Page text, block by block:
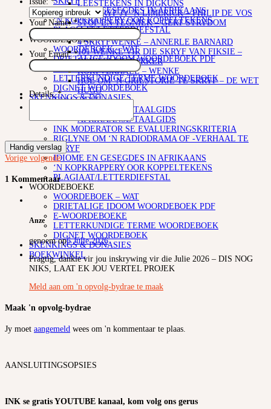
IDIOME EN GESEGDES IN AFRIKAANS
‘N KOPKRAPPERY OOR KOPPELTEKENS
PLAGIAAT/LETTERDIEFSTAL
WOORDEBOEKE
WOORDEBOEK – WAT
DRIETALIGE IDOOM WOORDEBOEK PDF
LETTERKUNDIGE TERME WOORDEBOEK
DIGNET WOORDEBOEK
SKENKINGS & DONASIES
LEESTEKENS IN DIGKUNS
SO SKRYF JY ‘N LIMERICK – PHILIP DE VOS
STOF EN TEGNIEK – GERT STRYDOM
4 SKRYFWENKE – ANNERLE BARNARD
101 WENKE VIR DIE SKRYF VAN FIKSIE –
DEUR ELIZE PARKER
KORTVERHALE – WENKE
HOE OM ‘N GRILSTORIE TE SKRYF – DE WET
HUGO
TAALGIDSE
AFRIKAANSE TAALGIDS
AFRIKAANSE TAALGIDS
INK MODERATOR SE EVALUERINGSKRITERIA
RIGLYNE OM ‘N RADIODRAMA OF -VERHAAL TE
SKRYF
IDIOME EN GESEGDES IN AFRIKAANS
‘N KOPKRAPPERY OOR KOPPELTEKENS
PLAGIAAT/LETTERDIEFSTAL
WOORDEBOEKE
WOORDEBOEK – WAT
DRIETALIGE IDOOM WOORDEBOEK PDF
E-WOORDEBOEKE
LETTERKUNDIGE TERME WOORDEBOEK
DIGNET WOORDEBOEK
SKENKINGS & DONASIES
BOEKWINKEL
Your Name:*
Your Email:*
Details:*
Handig verslag
Vorige volgende
1 Kommentaar
Anze
genoem op6 Julie 2026
Pragtig, dankie vir jou inskrywing vir die Julie 2026 – DIS NOG
NIKS, LAAT EK JOU VERTEL PROJEK
Meld aan om 'n opvolg-bydrae te maak
Maak 'n opvolg-bydrae
Jy moet aangemeld wees om 'n kommentaar te plaas.
AANSLUITINGSOPSIES
INK se gratis YOUTUBE kanaal, kom volg ons gerus